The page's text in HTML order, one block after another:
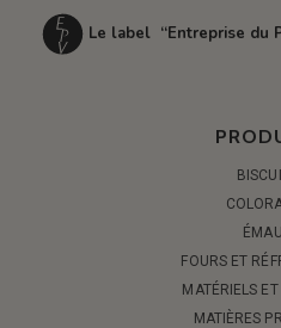
Le label “Entreprise du
FOURS ET
MATÉRIELS
MATIÈRES